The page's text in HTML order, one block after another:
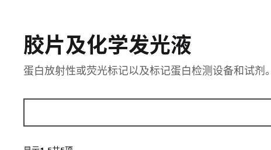
胶片及化学发光液
蛋白放射性或荧光标记以及标记蛋白检测设备和试剂。